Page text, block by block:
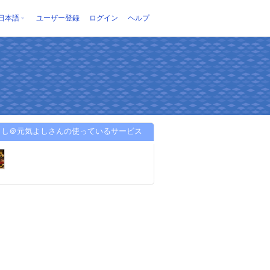
本語 ユーザー登録 ログイン ヘルプ
し＠元気よしさんの使っているサービス